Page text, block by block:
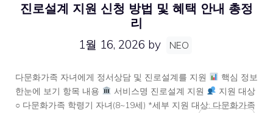
진로설계 지원 신청 방법 및 혜택 안내 총정
리
1월 16, 2026 by NEO
다문화가족 자녀에게 정서상담 및 진로설계를 지원
핵심 정보
한눈에 보기 항목 내용
서비스명 진로설계 지원
지원 대상
○ 다문화가족 학령기 자녀(8~19세) *세부 지원 대상: 다문화가족